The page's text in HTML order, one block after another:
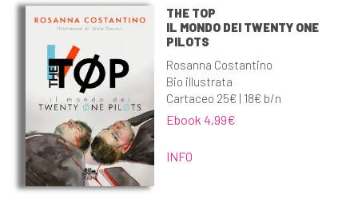
THE TOP
IL MONDO DEI TWENTY ONE
PILOTS
Rosanna Costantino
Bio illustrata
Cartaceo 25€ | 18€ b/n
Ebook 4,99€
INFO